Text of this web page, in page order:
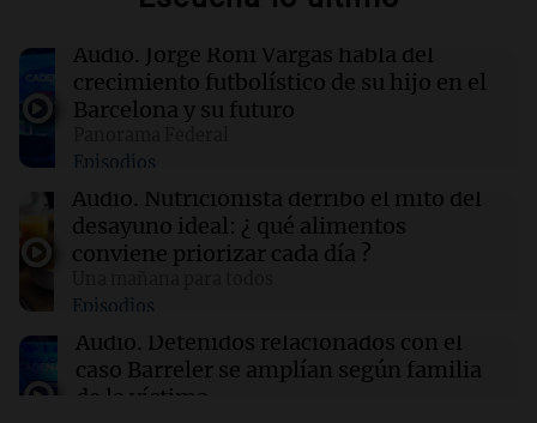
Lionel, el crack que marcó una era
10:38 Sociedad
todos los partidos de Leones FC
10:38 La Popu
¡Momento soñado! Joaco Martín de Desakta2
Audio. Jorge Roni Vargas habla del
crecimiento futbolístico de su hijo en el
Barcelona y su futuro
Episodios
Audio. Nutricionista derribó el mito del
desayuno ideal: ¿ qué alimentos
conviene priorizar cada día ?
Episodios
Audio. Detenidos relacionados con el
caso Barreler se amplían según familia
de la víctima